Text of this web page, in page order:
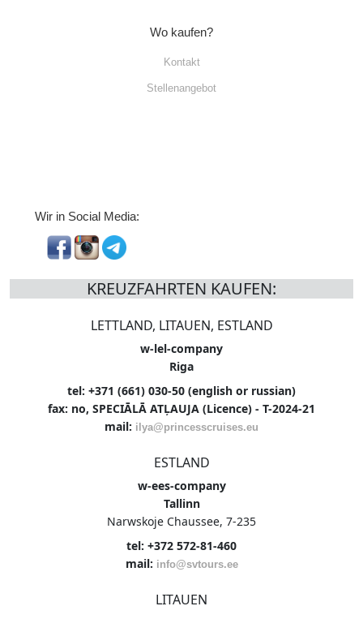
Wo kaufen?
Kontakt
Stellenangebot
Wir in Social Media:
KREUZFAHRTEN KAUFEN:
LETTLAND, LITAUEN, ESTLAND
w-lel-company
Riga
tel: +371 (661) 030-50 (english or russian)
fax: no, SPECIĀLĀ ATĻAUJA (Licence) - T-2024-21
mail: ilya@princesscruises.eu
ESTLAND
w-ees-company
Tallinn
Narwskoje Chaussee, 7-235
tel: +372 572-81-460
mail: info@svtours.ee
LITAUEN